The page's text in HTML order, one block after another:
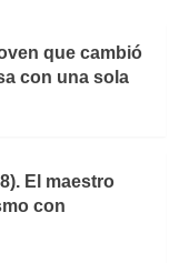
que cambió
con una sola
El maestro
con